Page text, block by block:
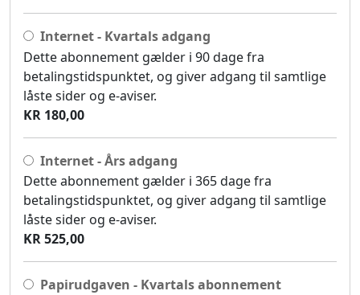
Internet - Kvartals adgang
Dette abonnement gælder i 90 dage fra
betalingstidspunktet, og giver adgang til samtlige
låste sider og e-aviser.
KR 180,00
Internet - Års adgang
Dette abonnement gælder i 365 dage fra
betalingstidspunktet, og giver adgang til samtlige
låste sider og e-aviser.
KR 525,00
Papirudgaven - Kvartals abonnement